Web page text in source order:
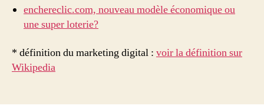
enchereclic.com, nouveau modèle économique ou
une super loterie?
* définition du marketing digital : voir la définition sur
Wikipedia